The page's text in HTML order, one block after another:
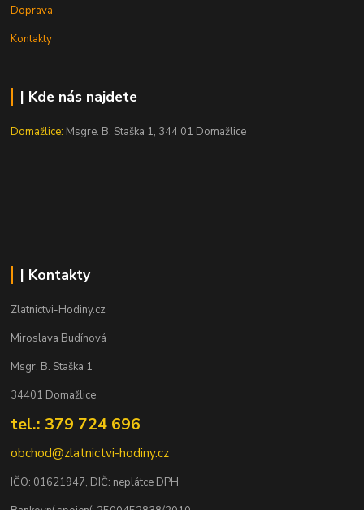
Doprava
Kontakty
| Kde nás najdete
Domažlice: Msgre. B. Staška 1, 344 01 Domažlice
| Kontakty
Zlatnictvi-Hodiny.cz
Miroslava Budínová
Msgr. B. Staška 1
34401 Domažlice
tel.: 379 724 696
obchod@zlatnictvi-hodiny.cz
IČO: 01621947, DIČ: neplátce DPH